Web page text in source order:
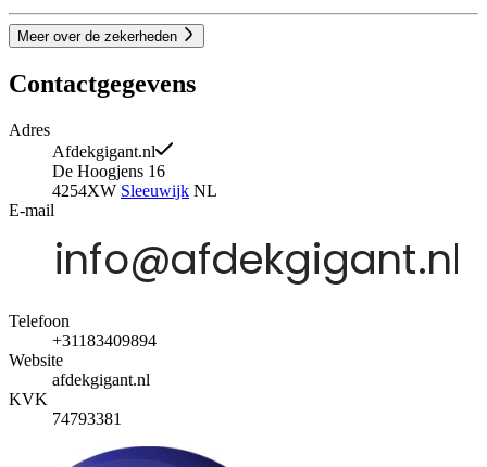
Meer over de zekerheden
Contactgegevens
Adres
Afdekgigant.nl
De Hoogjens 16
4254XW Sleeuwijk NL
E-mail
Telefoon
+31183409894
Website
afdekgigant.nl
KVK
74793381